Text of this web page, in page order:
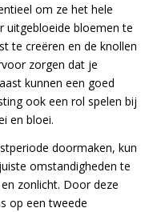
om ze het hele
uitgebloeide bloemen te
te creëren en de knollen
zorgen dat je
kunnen een goed
ook een rol spelen bij
en bloei.
doormaken, kun
omstandigheden te
zonlicht. Door deze
op een tweede